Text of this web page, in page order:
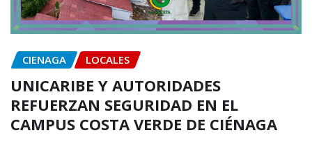
CIENAGA LOCALES
UNICARIBE Y AUTORIDADES
REFUERZAN SEGURIDAD EN EL
CAMPUS COSTA VERDE DE CIÉNAGA